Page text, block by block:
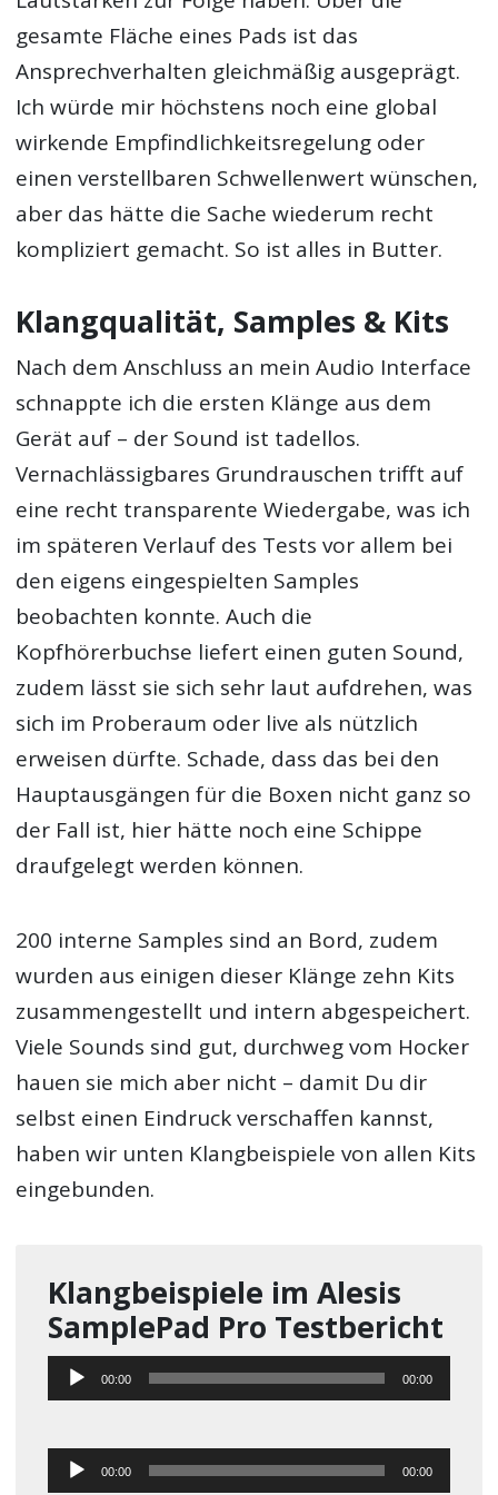
gesamte Fläche eines Pads ist das
Ansprechverhalten gleichmäßig ausgeprägt.
Ich würde mir höchstens noch eine global
wirkende Empfindlichkeitsregelung oder
einen verstellbaren Schwellenwert wünschen,
aber das hätte die Sache wiederum recht
kompliziert gemacht. So ist alles in Butter.
Klangqualität, Samples & Kits
Nach dem Anschluss an mein Audio Interface
schnappte ich die ersten Klänge aus dem
Gerät auf – der Sound ist tadellos.
Vernachlässigbares Grundrauschen trifft auf
eine recht transparente Wiedergabe, was ich
im späteren Verlauf des Tests vor allem bei
den eigens eingespielten Samples
beobachten konnte. Auch die
Kopfhörerbuchse liefert einen guten Sound,
zudem lässt sie sich sehr laut aufdrehen, was
sich im Proberaum oder live als nützlich
erweisen dürfte. Schade, dass das bei den
Hauptausgängen für die Boxen nicht ganz so
der Fall ist, hier hätte noch eine Schippe
draufgelegt werden können.
200 interne Samples sind an Bord, zudem
wurden aus einigen dieser Klänge zehn Kits
zusammengestellt und intern abgespeichert.
Viele Sounds sind gut, durchweg vom Hocker
hauen sie mich aber nicht – damit Du dir
selbst einen Eindruck verschaffen kannst,
haben wir unten Klangbeispiele von allen Kits
eingebunden.
Klangbeispiele im Alesis
SamplePad Pro Testbericht
Audio-00:00 00:00
Audio-00:00 00:00